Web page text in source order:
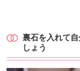
裏石を入れて
しょう